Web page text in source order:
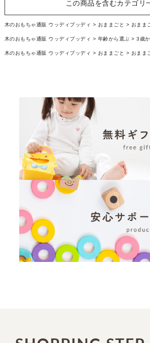
この商品を含むカテゴリ
木のおもちゃ通販 ウッディプッディ おままごと おまま
木のおもちゃ通販 ウッディプッディ 年齢から選ぶ 3歳
木のおもちゃ通販 ウッディプッディ おままごと おまま